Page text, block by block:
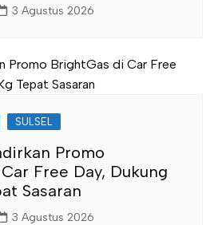
3 Agustus 2026
SULSEL
Promo
Free Day, Dukung
Sasaran
3 Agustus 2026